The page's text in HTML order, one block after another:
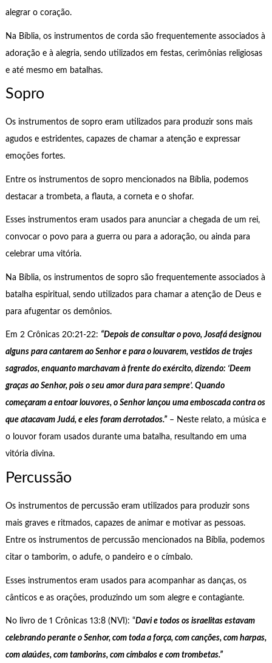
alegrar o coração.
Na Bíblia, os instrumentos de corda são frequentemente associados à
adoração e à alegria, sendo utilizados em festas, cerimônias religiosas
e até mesmo em batalhas.
Sopro
Os instrumentos de sopro eram utilizados para produzir sons mais
agudos e estridentes, capazes de chamar a atenção e expressar
emoções fortes.
Entre os instrumentos de sopro mencionados na Bíblia, podemos
destacar a trombeta, a flauta, a corneta e o shofar.
Esses instrumentos eram usados para anunciar a chegada de um rei,
convocar o povo para a guerra ou para a adoração, ou ainda para
celebrar uma vitória.
Na Bíblia, os instrumentos de sopro são frequentemente associados à
batalha espiritual, sendo utilizados para chamar a atenção de Deus e
para afugentar os demônios.
Em 2 Crônicas 20:21-22: “Depois de consultar o povo, Josafá designou
alguns para cantarem ao Senhor e para o louvarem, vestidos de trajes
sagrados, enquanto marchavam à frente do exército, dizendo: ‘Deem
graças ao Senhor, pois o seu amor dura para sempre’. Quando
começaram a entoar louvores, o Senhor lançou uma emboscada contra os
que atacavam Judá, e eles foram derrotados.”– Neste relato, a música e
o louvor foram usados durante uma batalha, resultando em uma
vitória divina.
Percussão
Os instrumentos de percussão eram utilizados para produzir sons
mais graves e ritmados, capazes de animar e motivar as pessoas.
Entre os instrumentos de percussão mencionados na Bíblia, podemos
citar o tamborim, o adufe, o pandeiro e o címbalo.
Esses instrumentos eram usados para acompanhar as danças, os
cânticos e as orações, produzindo um som alegre e contagiante.
No livro de 1 Crônicas 13:8 (NVI): “Davi e todos os israelitas estavam
celebrando perante o Senhor, com toda a força, com canções, com harpas,
com alaúdes, com tamborins, com címbalos e com trombetas.”